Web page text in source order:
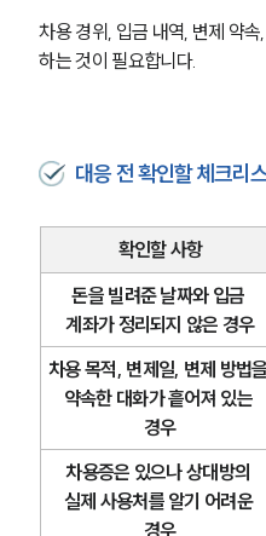
차용 경위, 입금 내역, 변제 약
하는 것이 필요합니다.
대응 전 확인할 체크리
확인할 사항
돈을 빌려준 날짜와 입금
계좌가 정리되지 않은 경우
차용 목적, 변제일, 변제 방법을
약속한 대화가 흩어져 있는
경우
차용증은 있으나 상대방의
실제 사용처를 알기 어려운
경우